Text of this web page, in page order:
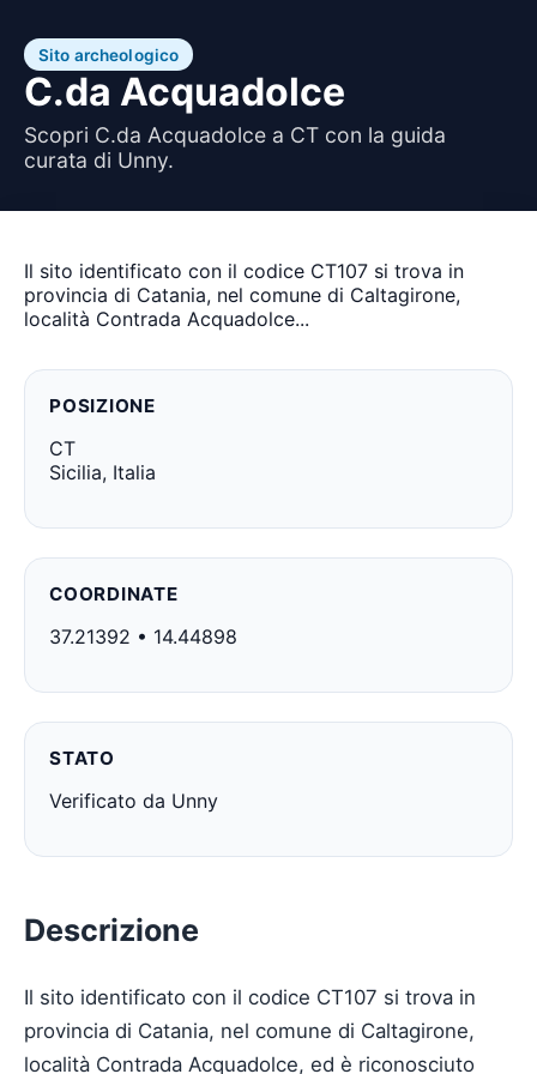
Sito archeologico
C.da Acquadolce
Scopri C.da Acquadolce a CT con la guida
curata di Unny.
Il sito identificato con il codice CT107 si trova in
provincia di Catania, nel comune di Caltagirone,
località Contrada Acquadolce...
POSIZIONE
CT
Sicilia, Italia
COORDINATE
37.21392 • 14.44898
STATO
Verificato da Unny
Descrizione
Il sito identificato con il codice CT107 si trova in
provincia di Catania, nel comune di Caltagirone,
località Contrada Acquadolce, ed è riconosciuto